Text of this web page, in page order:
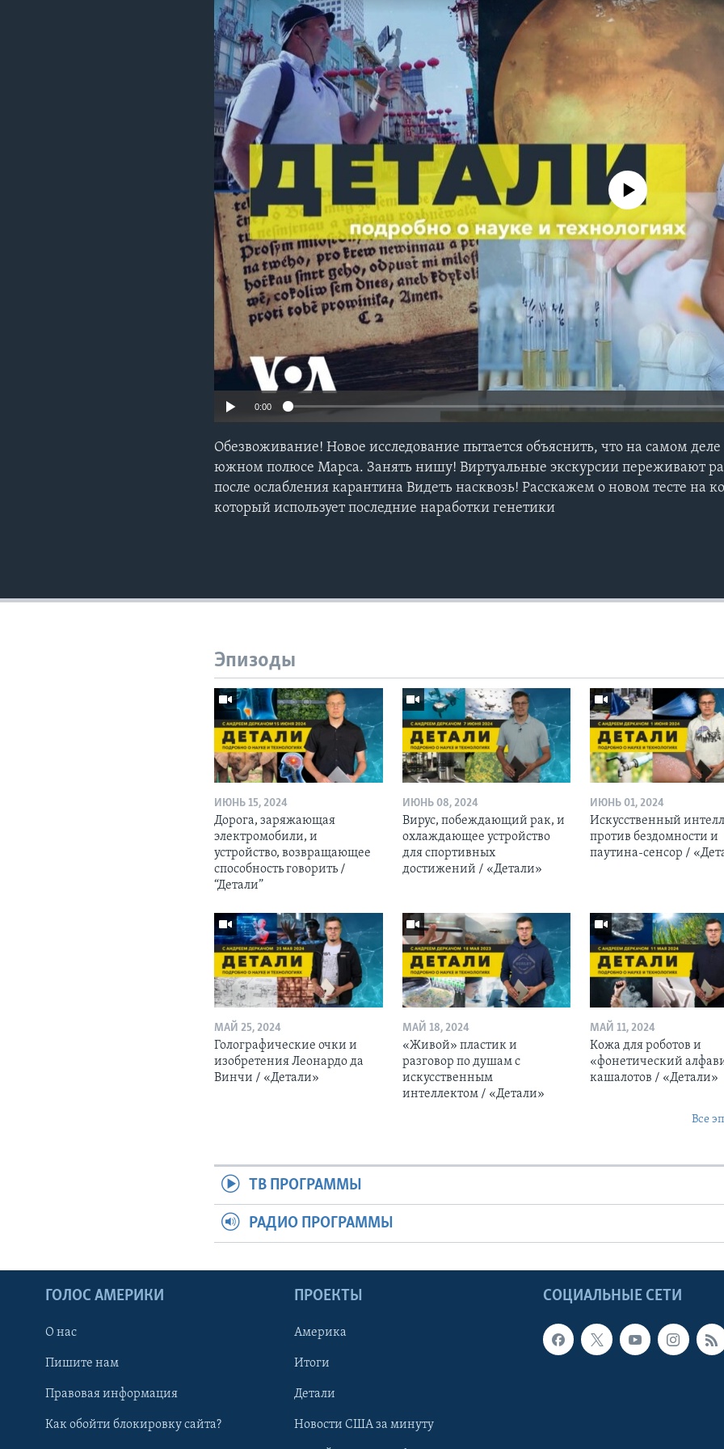
No media source currently
0:00
Обезвоживание! Новое исследование пытается объяснить, что на самом
южном полюсе Марса. Занять нишу! Виртуальные экскурсии переживают
после ослабления карантина Видеть насквозь! Расскажем о новом тесте на
который использует последние наработки генетики
Эпизоды
ИЮНЬ 15, 2024
Дорога, заряжающая
электромобили, и
устройство, возвращающее
способность говорить /
“Детали”
ИЮНЬ 08, 2024
Вирус, побеждающий рак, и
охлаждающее устройство
для спортивных
достижений / «Детали»
ИЮНЬ 01, 2024
Искусственный
против бездомности и
паутина-сенсор /
МАЙ 25, 2024
Голографические очки и
изобретения Леонардо да
Винчи / «Детали»
МАЙ 18, 2024
«Живой» пластик и
разговор по душам с
искусственным
интеллектом / «Детали»
МАЙ 11, 2024
Кожа для роботов и
«фонетический
кашалотов / «Детали»
Все
ТВ ПРОГРАММЫ
РАДИО ПРОГРАММЫ
СОЦИАЛЬНЫЕ СЕТИ
ГОЛОС АМЕРИКИ
О нас
Пишите нам
Правовая информация
Как обойти блокировку сайта?
ПРОЕКТЫ
Америка
Итоги
Детали
Новости США за минуту